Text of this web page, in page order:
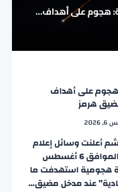
هجوم على أهداف
هرمز
أعلنت وسائل إعلام
إيرانية، يوم الخميس الموافق 6 أغسطس
هجومية استهدفت ما
عند مدخل مضيق…